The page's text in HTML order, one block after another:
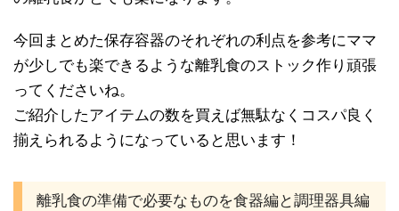
今回まとめた保存容器のそれぞれの利点を参考にママ
が少しでも楽できるような離乳食のストック作り頑張
ってくださいね。
ご紹介したアイテムの数を買えば無駄なくコスパ良く
揃えられるようになっていると思います！
離乳食の準備で必要なものを食器編と調理器具編